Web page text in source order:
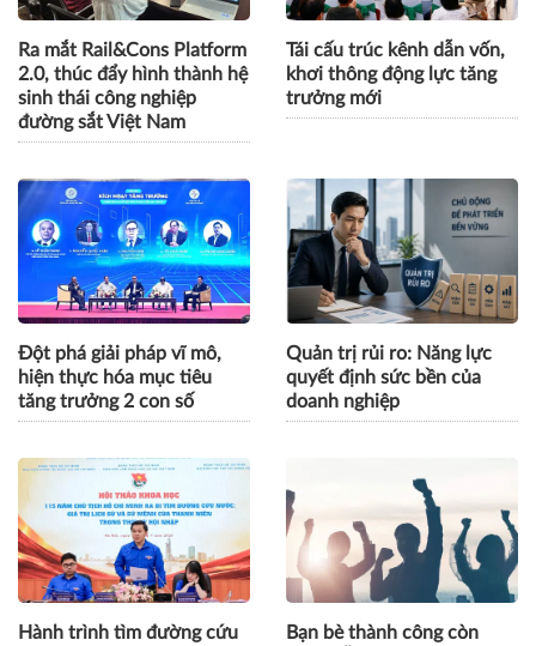
Ra mắt Rail&Cons Platform
2.0, thúc đẩy hình thành hệ
sinh thái công nghiệp
đường sắt Việt Nam
Tái cấu trúc kênh dẫn vốn,
khơi thông động lực tăng
trưởng mới
Đột phá giải pháp vĩ mô,
hiện thực hóa mục tiêu
tăng trưởng 2 con số
Quản trị rủi ro: Năng lực
quyết định sức bền của
doanh nghiệp
Hành trình tìm đường cứu
Bạn bè thành công còn